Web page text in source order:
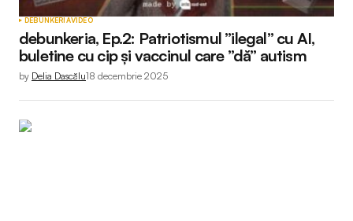
DEBUNKERIAVIDEO
debunkeria, Ep.2: Patriotismul ”ilegal” cu AI,
buletine cu cip și vaccinul care ”dă” autism
by Delia Dascălu18 decembrie 2025